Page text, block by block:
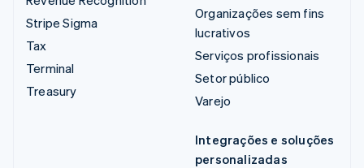
Stripe Sigma
Tax
Terminal
Treasury
Organizações sem fins
lucrativos
Serviços profissionais
Setor público
Varejo
Integrações e soluções
personalizadas